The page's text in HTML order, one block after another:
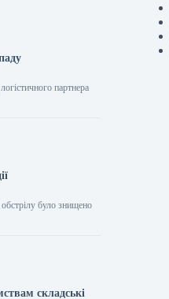
партнера
було знищено
складські